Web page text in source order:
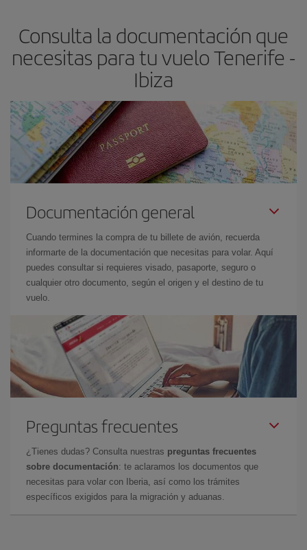
avión más baratos te saldrán. Además, si buscas los vuelos con
las fechas y los horarios del viaje un poco abiertos, podráselegir
el precio más barato.
Consulta la documentación que
necesitas para tu vuelo Tenerife -
Ibiza
Documentación general
Cuando termines la compra de tu billete de avión, recuerda
informarte de la documentación que necesitas para volar. Aquí
puedes consultar si requieres visado, pasaporte, seguro o
cualquier otro documento, según el origen y el destino de tu
vuelo.
Preguntas frecuentes
¿Tienes dudas? Consulta nuestras preguntas frecuentes
sobre documentación: te aclaramos los documentos que
necesitas para volar con Iberia, así como los trámites
específicos exigidos para la migración y aduanas.